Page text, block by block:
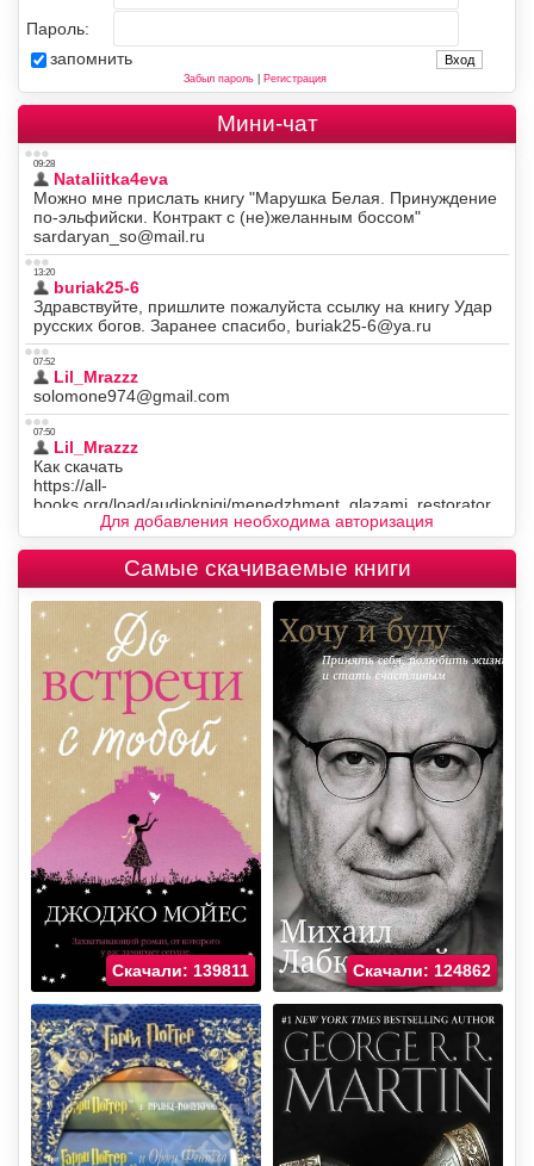
Пароль:
запомнить
Забыл пароль| Регистрация
Мини-чат
Для добавления необходима авторизация
Самые скачиваемые книги
Скачали: 139811 Скачали: 124862